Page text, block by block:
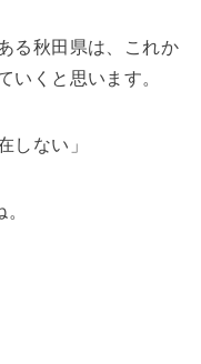
る秋田県は、これか
いくと思います。
しない」